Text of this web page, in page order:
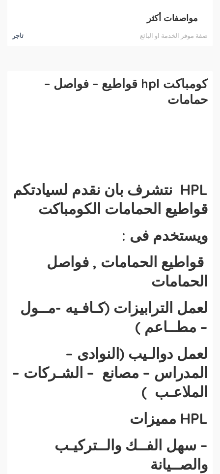
مواصفات أكثر
صفة موفر الخدمة او البائع تاجر
كومباكت hpl قواطيع – فواصل –
حمامات
HPL نتشرف بان نقدم لسيادتكم
قواطيع الحمامات الكومباكت
ويستخدم فى :
قواطيع الحمامات , فواصل
الحمامات
لعمل الترابيزات (كـافـيه -مــول
– مطــاعم )
لعمل دوالـيب (النوادى –
المدراس – مصانع – الشـركات –
الملاعـب )
HPL مميزات
– سهل الفــك والــتركيـب
والصــيانة